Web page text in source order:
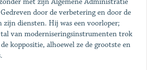
door de verbetering en door de
zijn diensten. Hij was een voorloper;
tal van moderniseringsinstrumenten trok
koppositie, alhoewel ze de grootste en